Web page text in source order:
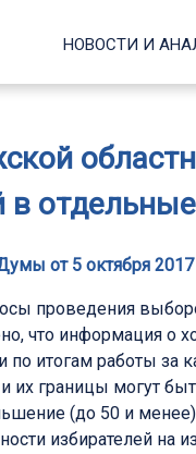
НОВОСТИ И
в
от 5 октября
проведения
что информация о
по итогам работы за
их границы могут
(до 50 и менее)
избирателей на